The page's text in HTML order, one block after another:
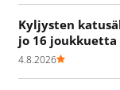
Kyljysten
jo 16 joukkuetta
4.8.2026